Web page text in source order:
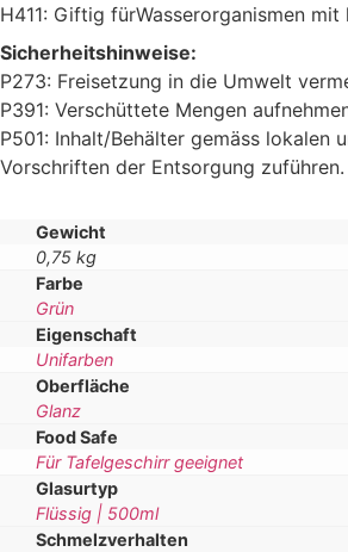
H411: Giftig fürWasserorganismen
Sicherheitshinweise:
P273: Freisetzung in die Umwelt
P391: Verschüttete Mengen
P501: Inhalt/Behälter gemäss lokalen
Vorschriften der Entsorgung zuführen.
Gewicht
0,75 kg
Farbe
Grün
Eigenschaft
Unifarben
Oberfläche
Glanz
Food Safe
Für Tafelgeschirr geeignet
Glasurtyp
Flüssig | 500ml
Schmelzverhalten